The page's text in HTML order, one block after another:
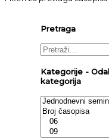
Pretraga
Kategorije -
kategorija